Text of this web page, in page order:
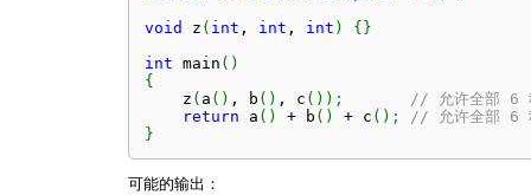
void
z ( int , int , int ) { }
int main ( )
{
    z
( a ( ) , b ( ) , c ( ) ) ;
// 允许全部 6
return a ( ) + b ( ) + c ( ) ;
// 允许全部 6
}
可能的输出：